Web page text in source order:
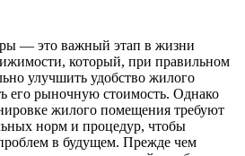
— это важный этап в жизни
который, при правильном
улучшить удобство жилого
его рыночную стоимость. Однако
жилого помещения требуют
норм и процедур, чтобы
в будущем. Прежде чем